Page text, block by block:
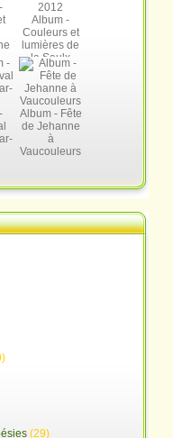
Album -
Couleurs et
lumières de
la Saulx
Créations
2012
Album - Fête
de Jehanne
à
Vaucouleurs
(29)